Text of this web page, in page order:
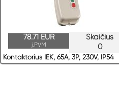
Skaičius
0
78.71 EUR
į.PVM
Kontaktorius IEK, 65A, 3P, 230V, IP54